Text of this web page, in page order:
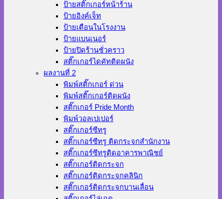
ป้ายสติ๊กเกอร์หน้าร้าน
ป้ายอิงค์เจ็ท
ป้ายเตือนในโรงงาน
ป้ายแบนเนอร์
ป้ายปิดร้านชั่วคราว
สติ๊กเกอร์ไดคัทติดผนัง
ผลงานที่ 2
พิมพ์สติ๊กเกอร์ ด่วน
พิมพ์สติ๊กเกอร์ติดผนัง
สติ๊กเกอร์ Pride Month
พิมพ์วอลเปเปอร์
สติ๊กเกอร์ซีทรู
สติ๊กเกอร์ซีทรู ติดกระจกสำนักงาน
สติ๊กเกอร์ซีทรูติดอาคารพาณิชย์
สติ๊กเกอร์ติดกระจก
สติ๊กเกอร์ติดกระจกคลินิก
สติ๊กเกอร์ติดกระจกบานเลื่อน